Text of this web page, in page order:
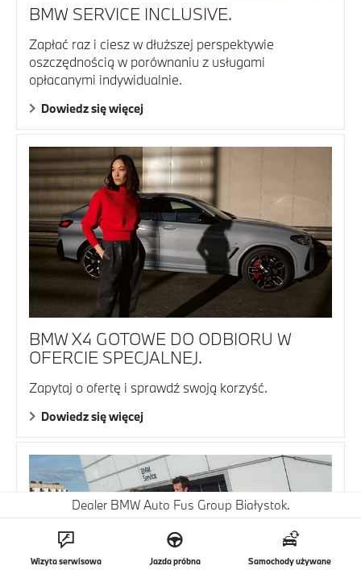
BMW SERVICE INCLUSIVE.
Zapłać raz i ciesz w dłuższej perspektywie
oszczędnością w porównaniu z usługami
opłacanymi indywidualnie.
Dowiedz się więcej
BMW X4 GOTOWE DO ODBIORU W
OFERCIE SPECJALNEJ.
Zapytaj o ofertę i sprawdź swoją korzyść.
Dowiedz się więcej
Dealer BMW Auto Fus Group Białystok.
Wizyta serwisowa Jazda próbna Samochody używane